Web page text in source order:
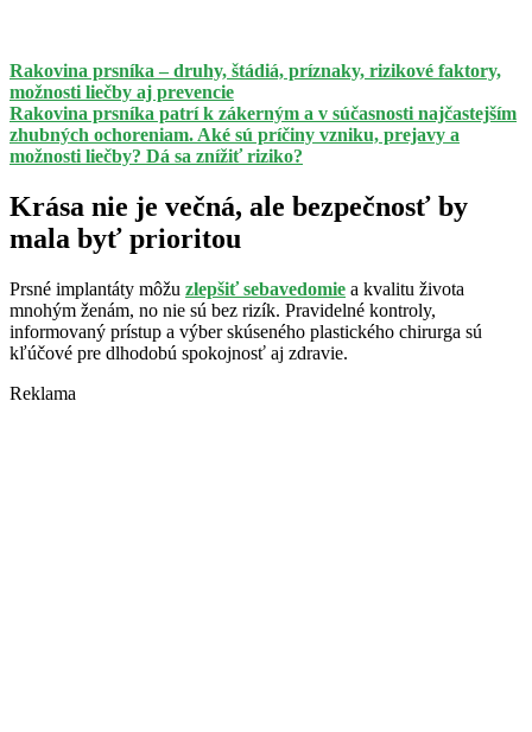
Rakovina prsníka – druhy, štádiá, príznaky, rizikové faktory,
možnosti liečby aj prevencie
Rakovina prsníka patrí k zákerným a v súčasnosti najčastejším
zhubných ochoreniam. Aké sú príčiny vzniku, prejavy a
možnosti liečby? Dá sa znížiť riziko?
Krása nie je večná, ale bezpečnosť by
mala byť prioritou
Prsné implantáty môžu zlepšiť sebavedomie a kvalitu života
mnohým ženám, no nie sú bez rizík. Pravidelné kontroly,
informovaný prístup a výber skúseného plastického chirurga sú
kľúčové pre dlhodobú spokojnosť aj zdravie.
Reklama